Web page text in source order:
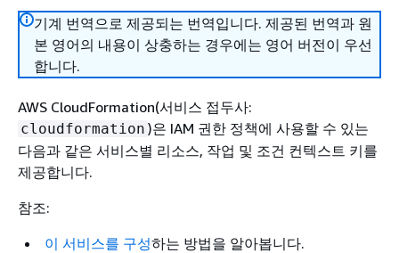
기계 번역으로 제공되는 번역입니다. 제공된 번역과 원
본 영어의 내용이 상충하는 경우에는 영어 버전이 우선
합니다.
AWS CloudFormation(서비스 접두사:
cloudformation )은 IAM 권한 정책에 사용할 수 있는
다음과 같은 서비스별 리소스, 작업 및 조건 컨텍스트 키를
제공합니다.
참조:
이 서비스를 구성하는 방법을 알아봅니다.